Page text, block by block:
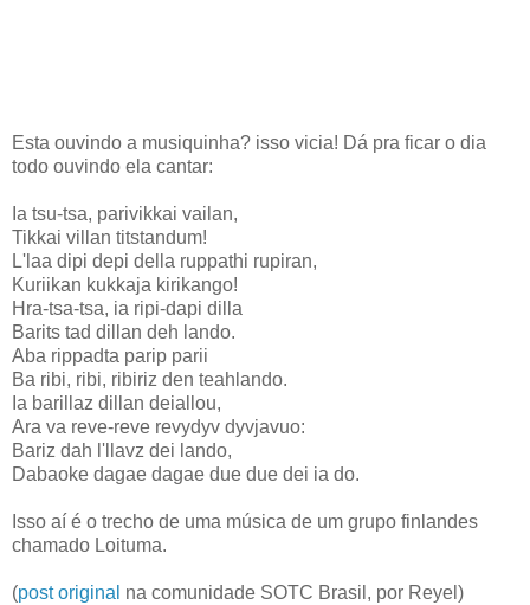
Esta ouvindo a musiquinha? isso vicia! Dá pra ficar o dia
todo ouvindo ela cantar:
Ia tsu-tsa, parivikkai vailan,
Tikkai villan titstandum!
L'laa dipi depi della ruppathi rupiran,
Kuriikan kukkaja kirikango!
Hra-tsa-tsa, ia ripi-dapi dilla
Barits tad dillan deh lando.
Aba rippadta parip parii
Ba ribi, ribi, ribiriz den teahlando.
Ia barillaz dillan deiallou,
Ara va reve-reve revydyv dyvjavuo:
Bariz dah l'llavz dei lando,
Dabaoke dagae dagae due due dei ia do.
Isso aí é o trecho de uma música de um grupo finlandes
chamado Loituma.
(post original na comunidade SOTC Brasil, por Reyel)